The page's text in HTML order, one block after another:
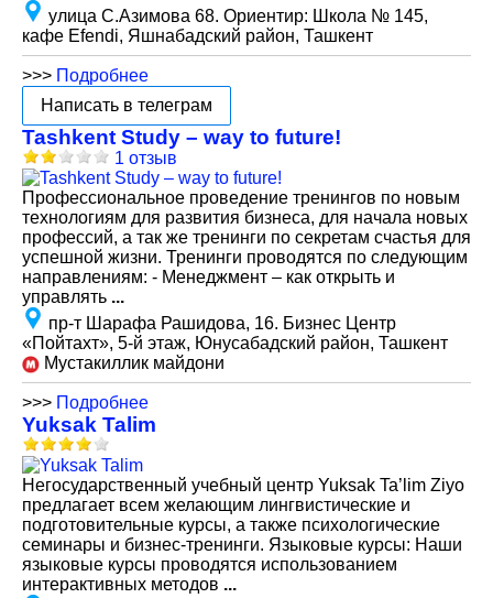
улица С.Азимова 68. Ориентир: Школа № 145,
кафе Efendi, Яшнабадский район, Ташкент
>>> Подробнее
Написать в телеграм
Tashkent Study – way to future!
1 отзыв
Профессиональное проведение тренингов по новым
технологиям для развития бизнеса, для начала новых
профессий, а так же тренинги по секретам счастья для
успешной жизни. Тренинги проводятся по следующим
направлениям: - Менеджмент – как открыть и
управлять ...
пр-т Шарафа Рашидова, 16. Бизнес Центр
«Пойтахт», 5-й этаж, Юнусабадский район, Ташкент
Мустакиллик майдони
>>> Подробнее
Yuksak Talim
Негосударственный учебный центр Yuksak Ta’lim Ziyo
предлагает всем желающим лингвистические и
подготовительные курсы, а также психологические
семинары и бизнес-тренинги. Языковые курсы: Наши
языковые курсы проводятся использованием
интерактивных методов ...